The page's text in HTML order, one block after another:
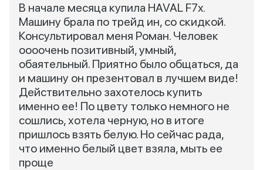
В начале месяца купила HAVAL F7x.
Машину брала по трейд ин, со скидкой.
Консультировал меня Роман. Человек
оооочень позитивный, умный,
обаятельный. Приятно было общаться, да
и машину он презентовал в лучшем виде!
Действительно захотелось купить
именно ее! По цвету только немного не
сошлись, хотела черную, но в итоге
пришлось взять белую. Но сейчас рада,
что именно белый цвет взяла, мыть ее
проще